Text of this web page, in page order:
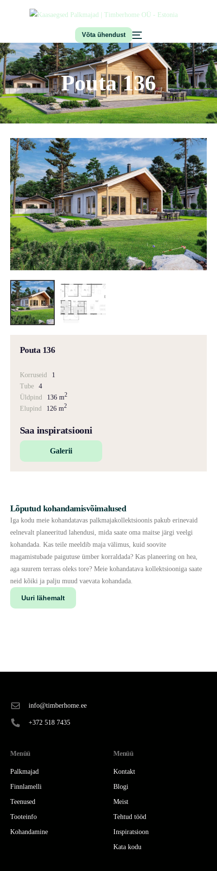
Võta ühendust
Pouta 136
Pouta 136
Korruseid
1
Tube
4
Üldpind
136 m2
Elupind 126 m2
Saa inspiratsiooni
Galerii
Lõputud kohandamisvõimalused
Iga kodu meie kohandatavas palkmajakollektsioonis pakub erinevaid
eelnevalt planeeritud lahendusi, mida saate oma maitse järgi veelgi
kohandada. Kas teile meeldib maja välimus, kuid soovite
magamistubade paigutuse ümber korraldada? Kas planeering on hea,
aga suurem terrass oleks tore? Meie kohandatava kollektsiooniga saate
neid kõiki ja palju muud vaevata kohandada.
Uuri lähemalt
info@timberhome.ee
+372 518 7435
Menüü
Palkmajad
Finnlamelli
Teenused
Tooteinfo
Kohandamine
Menüü
Kontakt
Blogi
Meist
Tehtud tööd
Inspiratsioon
Kata kodu